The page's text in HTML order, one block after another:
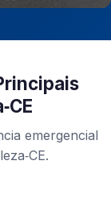
emergencial